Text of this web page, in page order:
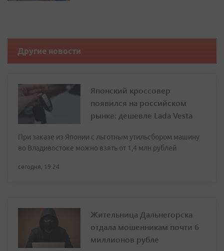
Другие новости
Японский кроссовер
появился на российском
рынке: дешевле Lada Vesta
При заказе из Японии с льготным утильсбором машину
во Владивостоке можно взять от 1,4 млн рублей
сегодня, 19:24
Жительница Дальнегорска
отдала мошенникам почти 6
миллионов рубле